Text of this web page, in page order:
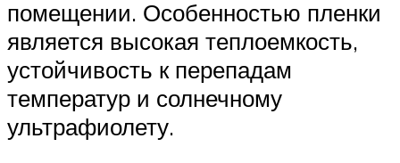
помещении. Особенностью пленки
является высокая теплоемкость,
устойчивость к перепадам
температур и солнечному
ультрафиолету.